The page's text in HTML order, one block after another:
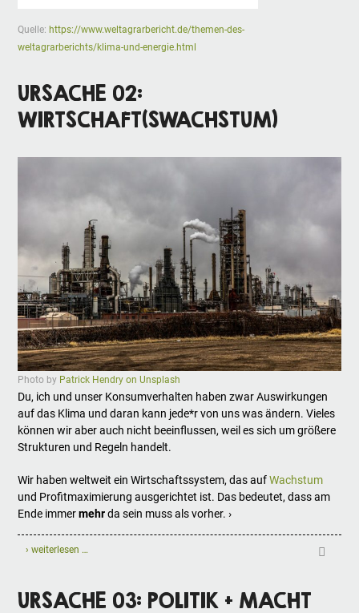
Quelle:https://www.weltagrarbericht.de/themen-des-
weltagrarberichts/klima-und-energie.html
URSACHE 02:
WIRTSCHAFT(SWACHSTUM)
Photo by Patrick Hendry on Unsplash
Du, ich und unser Konsumverhalten haben zwar Auswirkungen
auf das Klima und daran kann jede*r von uns was ändern. Vieles
können wir aber auch nicht beeinflussen, weil es sich um größere
Strukturen und Regeln handelt.
Wir haben weltweit ein Wirtschaftssystem, das aufWachstum
und Profitmaximierung ausgerichtet ist. Das bedeutet, dass am
Ende immermehrda sein muss als vorher. ›
› weiterlesen …
URSACHE 03: POLITIK + MACHT